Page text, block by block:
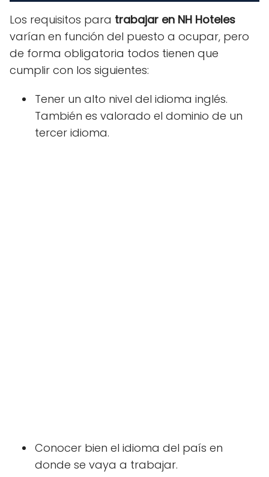
Los requisitos para trabajar en NH Hoteles
varían en función del puesto a ocupar, pero
de forma obligatoria todos tienen que
cumplir con los siguientes:
Tener un alto nivel del idioma inglés.
También es valorado el dominio de un
tercer idioma.
Conocer bien el idioma del país en
donde se vaya a trabajar.